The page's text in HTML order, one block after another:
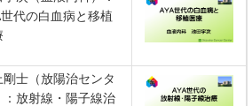
世代の白血病と移植
剛士（放陽治センタ
：放射線・陽子線治